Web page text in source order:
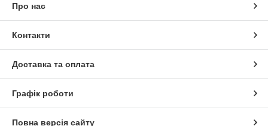
Переваги пряжі Алізе Діва
Важлива особливість – шовковиста текстура
готових виробів. Алізе Діва не розшаровується під
час роботи, а нитки легко ковзають по спицях чи
гачку. Серед переваг:
стійкість кольору після прання;
Про нас
Контакти
Доставка та оплата
Графік роботи
Повна версія сайту